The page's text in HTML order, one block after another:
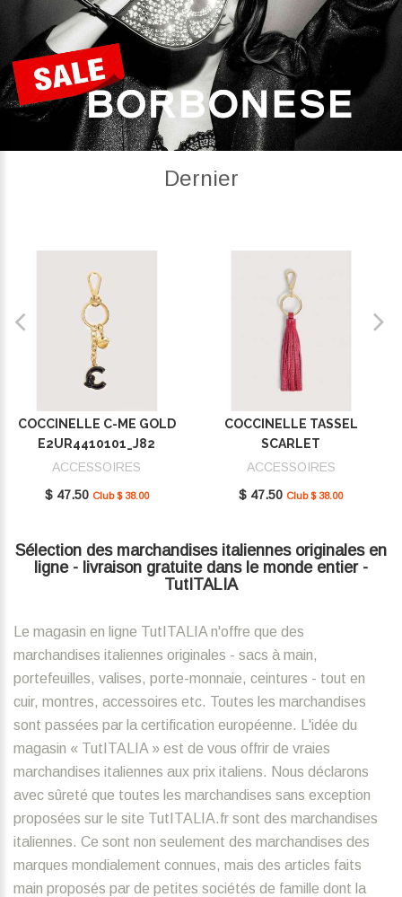
Dernier
COCCINELLE C-ME GOLD
E2UR4410101_J82
ACCESSOIRES
$ 47.50 Club $ 38.00
COCCINELLE TASSEL
SCARLET
E2MU0410101_R02
ACCESSOIRES
$ 47.50 Club $ 38.00
Sélection des marchandises italiennes originales en
ligne - livraison gratuite dans le monde entier -
TutITALIA
Le magasin en ligne TutITALIA n'offre que des
marchandises italiennes originales - sacs à main,
portefeuilles, valises, porte-monnaie, ceintures - tout en
cuir, montres, accessoires etc. Toutes les marchandises
sont passées par la certification européenne. L'idée du
magasin « TutITALIA » est de vous offrir de vraies
marchandises italiennes aux prix italiens. Nous déclarons
avec sûreté que toutes les marchandises sans exception
proposées sur le site TutITALIA.fr sont des marchandises
italiennes. Ce sont non seulement des marchandises des
marques mondialement connues, mais des articles faits
main proposés par de petites sociétés de famille dont la